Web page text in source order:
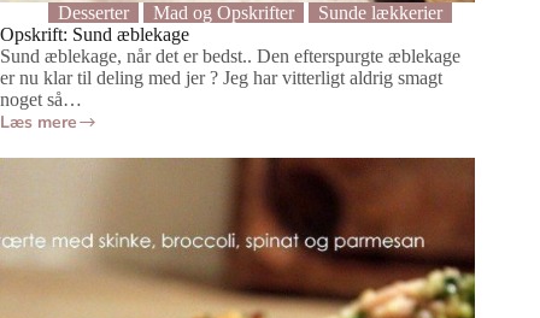
Desserter Mad og Opskrifter
Sunde lækkerier
Opskrift: Sund æblekage
Sund æblekage, når det er bedst.. Den efterspurgte æblekage
er nu klar til deling med jer ? Jeg har vitterligt aldrig smagt
noget så…
Læs mere
Opskrift:
Sund